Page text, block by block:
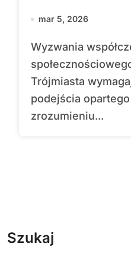
mar 5, 2026
Wyzwania współczesnego marketingu
Trójmiasta
podejścia opartego
zrozumieniu...
Szukaj